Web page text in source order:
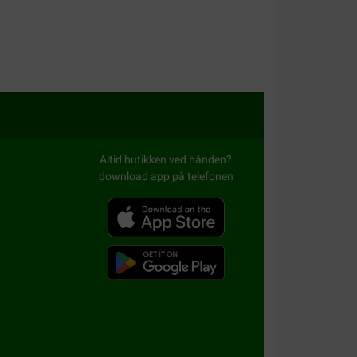
Altid butikken ved hånden?
download app på telefonen